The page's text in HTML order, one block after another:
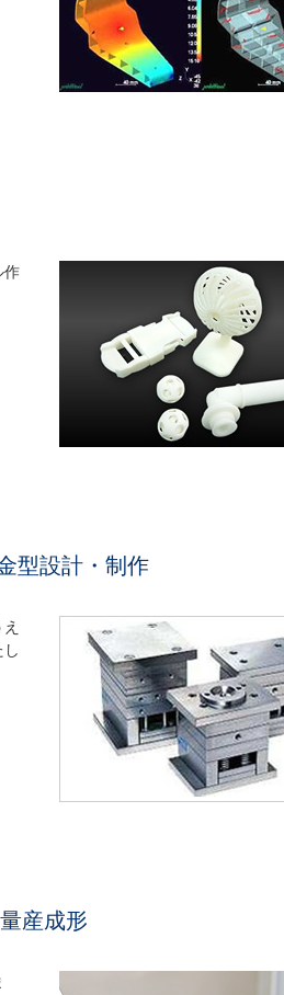
作
型設計・制作
量産成形